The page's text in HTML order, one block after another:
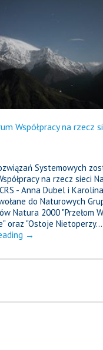
Współpracy na rzecz
Systemowych
na rzecz sieci
- Anna Dubel i
do Naturowych
Natura 2000 "Przełom
oraz "Ostoje Nietoperzy...
→